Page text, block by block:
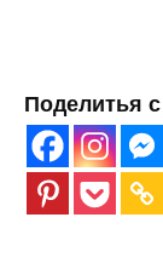
Поделитья